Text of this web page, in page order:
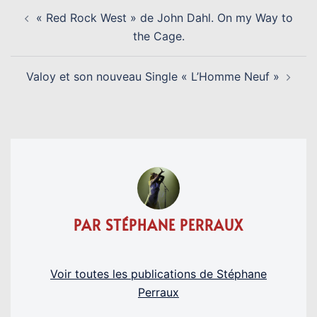
D’ARTICLE
« Red Rock West » de John Dahl. On my Way to
the Cage.
Valoy et son nouveau Single « L’Homme Neuf »
PAR STÉPHANE PERRAUX
Voir toutes les publications de Stéphane
Perraux